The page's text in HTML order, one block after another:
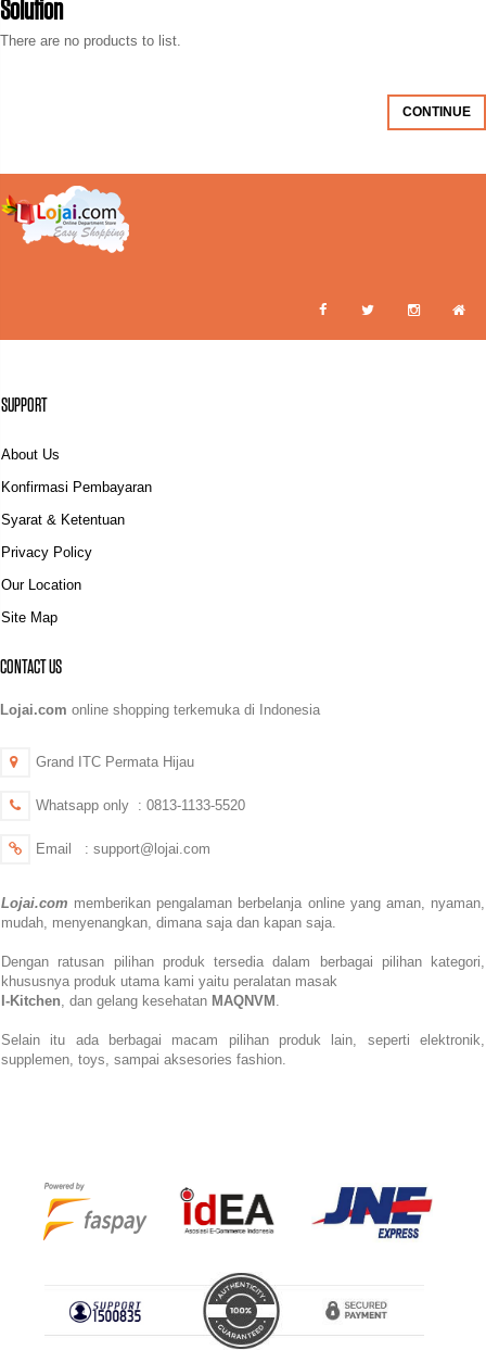
Solution
There are no products to list.
CONTINUE
SUPPORT
About Us
Konfirmasi Pembayaran
Syarat & Ketentuan
Privacy Policy
Our Location
Site Map
CONTACT US
Lojai.com online shopping terkemuka di Indonesia
Grand ITC Permata Hijau
Whatsapp only : 0813-1133-5520
Email : support@lojai.com
Lojai.com memberikan pengalaman berbelanja online yang aman, nyaman,
mudah, menyenangkan, dimana saja dan kapan saja.
Dengan ratusan pilihan produk tersedia dalam berbagai pilihan kategori,
khususnya produk utama kami yaitu peralatan masak
I-Kitchen, dan gelang kesehatan MAQNVM .
Selain itu ada berbagai macam pilihan produk lain, seperti elektronik,
supplemen, toys, sampai aksesories fashion.